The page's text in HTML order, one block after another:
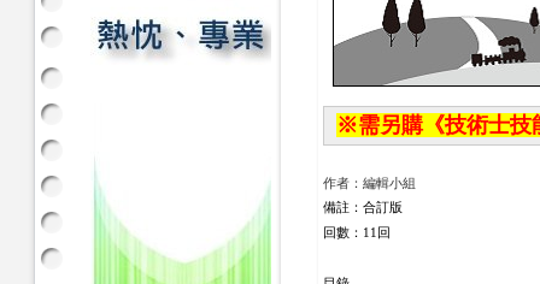
※需另購《技術士技
作者：編輯小組
備註：合訂版
回數：11回